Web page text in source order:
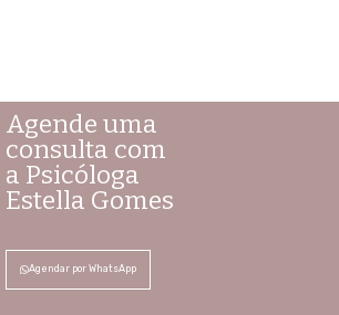
Agende uma
consulta com
a Psicóloga
Estella Gomes
Agendar por WhatsApp